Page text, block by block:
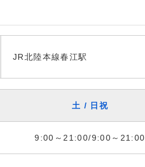
JR北陸本線春江駅
土 / 日祝
9:00～21:00/9:00～21:00